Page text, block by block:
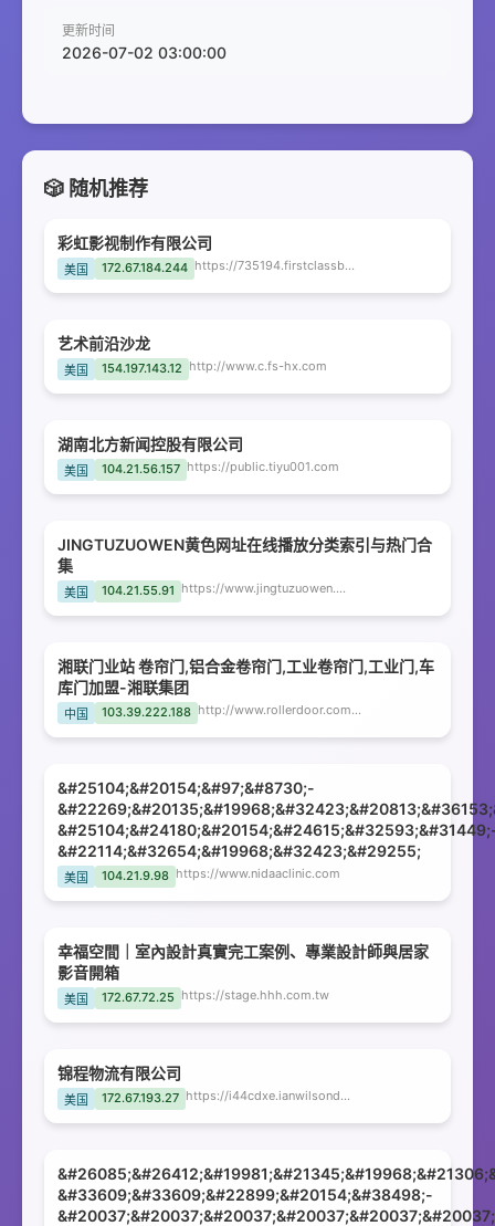
更新时间
2026-07-02 03:00:00
🎲 随机推荐
彩虹影视制作有限公司
美国 172.67.184.244 https://735194.firstclassbookkeepings.com
艺术前沿沙龙
美国 154.197.143.12 http://www.c.fs-hx.com
湖南北方新闻控股有限公司
美国 104.21.56.157 https://public.tiyu001.com
JINGTUZUOWEN黄色网址在线播放分类索引与热门合
集
美国 104.21.55.91 https://www.jingtuzuowen.com
湘联门业站 卷帘门,铝合金卷帘门,工业卷帘门,工业门,车
库门加盟-湘联集团
中国 103.39.222.188 http://www.rollerdoor.com.cn
&#25104;&#20154;&#97;&#8730;-
&#22114;&#32654;&#19968;&#32423;&#29255;
美国 104.21.9.98 https://www.nidaaclinic.com
幸福空間｜室內設計真實完工案例、專業設計師與居家
影音開箱
美国 172.67.72.25 https://stage.hhh.com.tw
锦程物流有限公司
美国 172.67.193.27 https://i44cdxe.ianwilsondesigns.com
&#33609;&#33609;&#22899;&#20154;&#38498;-